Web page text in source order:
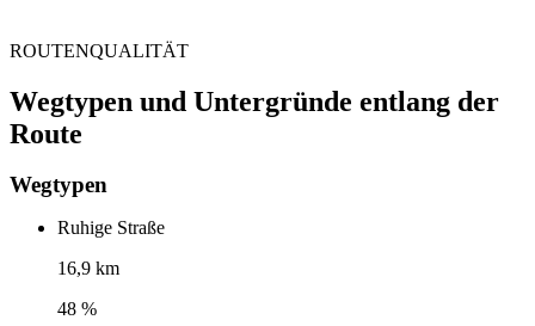
ROUTENQUALITÄT
Wegtypen und Untergründe entlang der
Route
Wegtypen
Ruhige Straße
16,9 km
48 %